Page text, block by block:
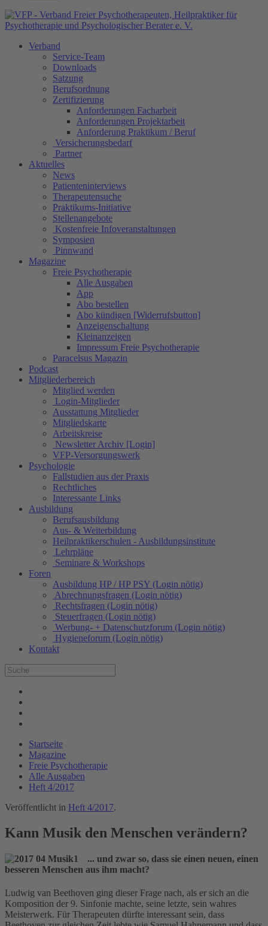
Verband
Service-Team
Downloads
Satzung
Berufsordnung
Zertifizierung
Anforderungen Facharbeit
Anforderungen Projektarbeit
Anforderung Praktikum / Beruf
Versicherungsbedarf
Partner
Aktuelles
News
Patienteninterviews
Therapeutensuche
Praktikums-Initiative
Stellenangebote
Kostenfreie Infoveranstaltungen
Symposien
Pinnwand
Magazine
Freie Psychotherapie
Alle Ausgaben
App
Abo bestellen
Abo kündigen [Widerrufsbutton]
Anzeigenschaltung
Kleinanzeigen
Impressum Freie Psychotherapie
Paracelsus Magazin
Podcast
Mitgliederbereich
Mitglied werden
Login-Mitglieder
Ausstattung Mitglieder
Mitgliedskarte
Arbeitskreise
Newsletter Archiv [Login]
VFP-Versorgungswerk
Psychologie
Fallstudien aus der Praxis
Rechtliches
Interessante Links
Ausbildung
Berufsausbildung
Aus- & Weiterbildung
Heilpraktikerschulen - Ausbildungsinstitute
Lehrpläne
Seminare & Workshops
Foren
Ausbildung HP / HP PSY (Login nötig)
Abrechnungsfragen (Login nötig)
Rechtsfragen (Login nötig)
Steuerfragen (Login nötig)
Werbung- + Datenschutzforum (Login nötig)
Hygieneforum (Login nötig)
Kontakt
Startseite
Magazine
Freie Psychotherapie
Alle Ausgaben
Heft 4/2017
Veröffentlicht in Heft 4/2017.
Kann Musik den Menschen verändern?
... und zwar so, dass sie einen neuen, einen
besseren Menschen aus ihm macht?
Ludwig van Beethoven ging dieser Frage nach, als er sich an die
Komposition der 9. Sinfonie machte, seine letzte, sein wahres
Meisterwerk. Für Therapeuten dürfte interessant sein, dass